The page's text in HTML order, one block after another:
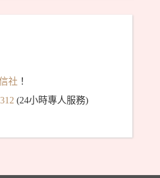
社 ！
(24小時專人服務)